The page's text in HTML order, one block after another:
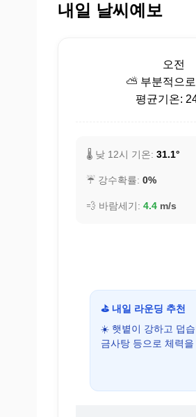
내일 날씨예보
오전
⛅ 부분적으
평균기온:
🌡️ 낮 12시 기온: 31.1°
☔ 강수확률: 0%
💨 바람세기: 4.4 m/s
⛳ 내일 라운딩 추천
☀️ 햇볕이 강하고 덥
금사탕 등으로 체력